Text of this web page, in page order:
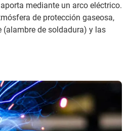
mediante un arco eléctrico.
de protección gaseosa,
(alambre de soldadura) y las